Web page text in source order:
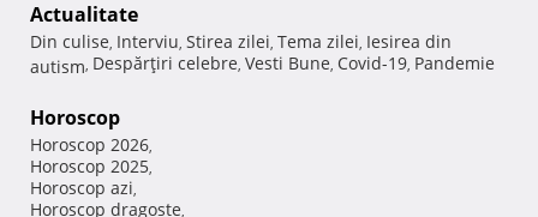
Actualitate
Din culise, Interviu, Stirea zilei, Tema zilei, Iesirea din
autism, Despărţiri celebre, Vesti Bune, Covid-19, Pandemie
Horoscop
Horoscop 2026,
Horoscop 2025,
Horoscop azi,
Horoscop dragoste,